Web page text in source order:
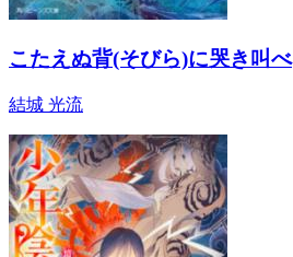
こたえぬ背(そびら)に哭き叫べ
結城 光流